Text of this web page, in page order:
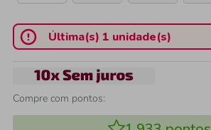
Última(s) 1 unidade(s)
Compre com pontos: